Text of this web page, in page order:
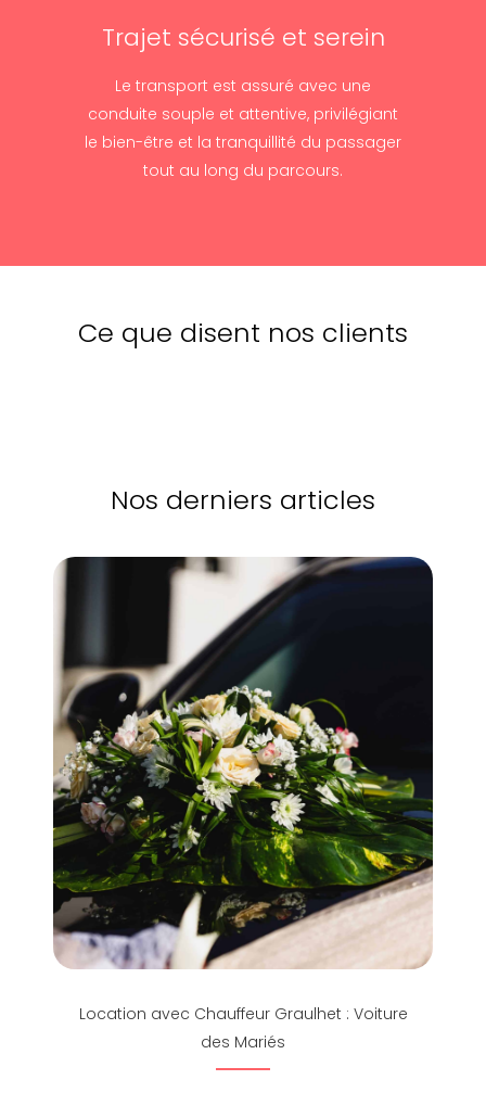
Trajet sécurisé et serein
Le transport est assuré avec une
conduite souple et attentive, privilégiant
le bien-être et la tranquillité du passager
tout au long du parcours.
Ce que disent nos clients
Nos derniers articles
Location avec Chauffeur Graulhet : Voiture
des Mariés